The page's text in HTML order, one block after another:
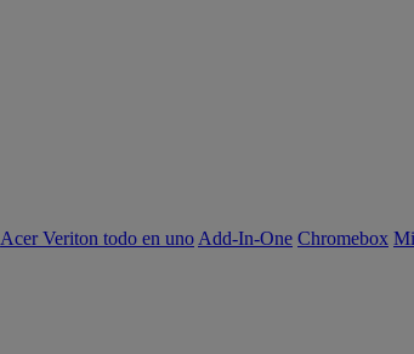
Acer Veriton todo en uno Add-In-One Chromebox